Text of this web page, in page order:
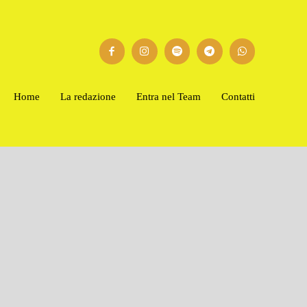
Home La redazione Entra nel Team Contatti